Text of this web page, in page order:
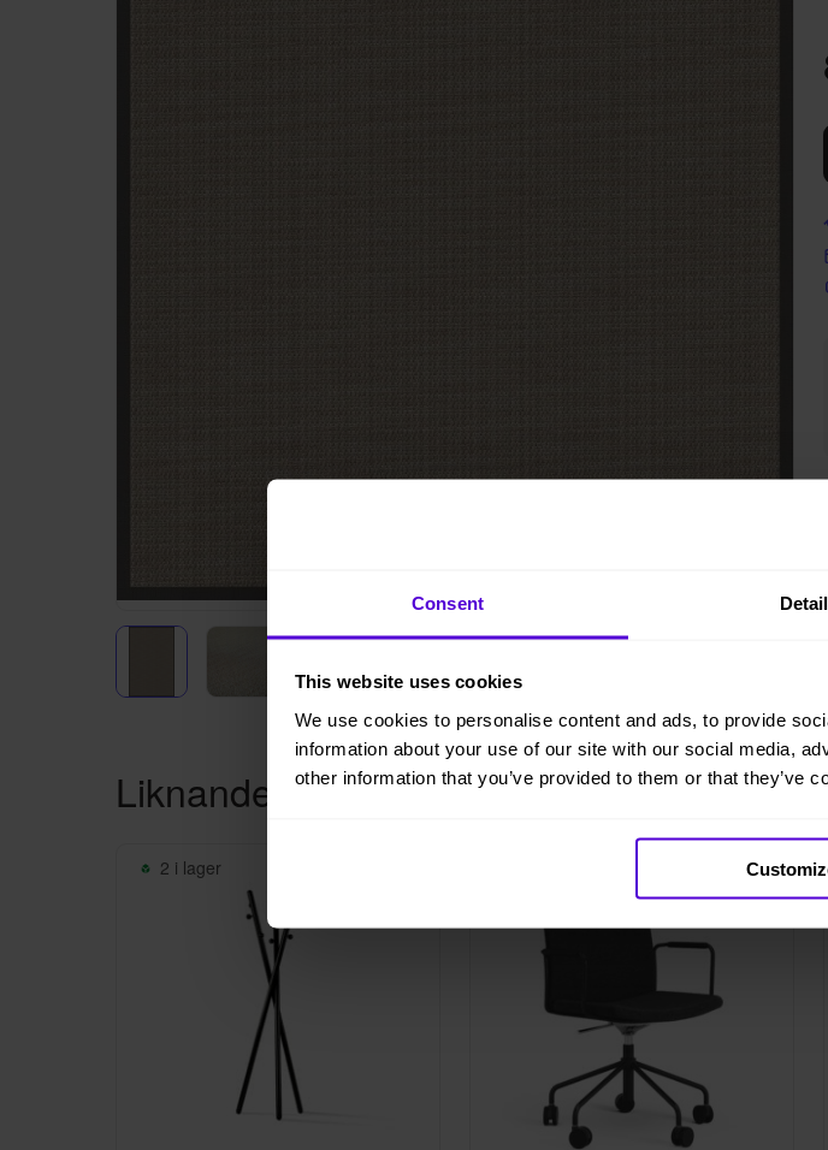
Consent
This website uses cookies
We use cookies to personalise content and ads, to provide
information about your use of our site with our social media,
other information that you’ve provided to them or that they’ve
Liknande produkter
2 i lager